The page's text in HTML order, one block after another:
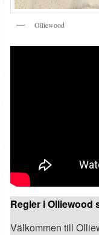
Olliewood
Regler i Olliewood
Välkommen till